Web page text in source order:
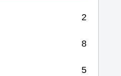
2
8
5